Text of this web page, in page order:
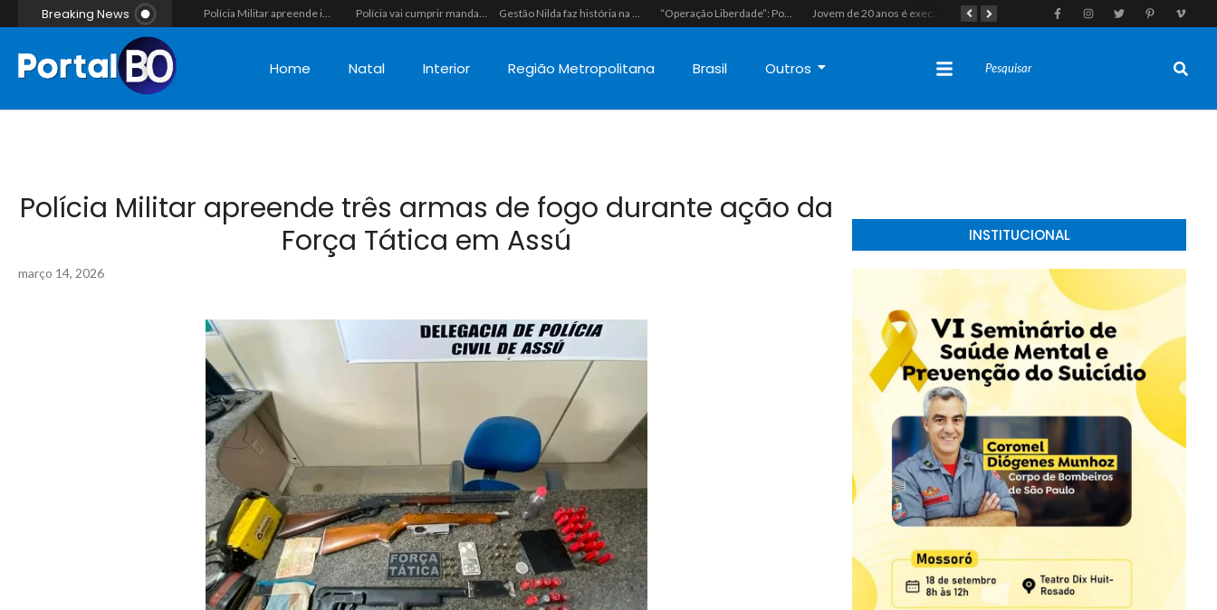
Breaking News Polícia Militar apreende indivíduo com porção de maconha durante patrulhamento em Parelhas Polícia vai cumprir mandado e acaba estourando esquema de tráfico com drogas escondidas dentro de urso de pelúcia em João Câmara Gestão Nilda faz história na segurança pública e coloca a Guarda Municipal como a primeira do RN operando fuzis “Operação Liberdade”: Polícias Civil e Militar prendem seis integrantes de grupo criminoso por tráfico de drogas em Tibau do Sul Jovem de 20 anos é executado a tiros em rede na companhia da namorada após criminosos invadirem casa fingindo ser policiais em Assú Homem com histórico de crimes sexuais é preso preventivamente por importunação sexual em supermercado de Caicó
Home Natal Interior Região Metropolitana Brasil Outros
Polícia Militar apreende três armas de fogo durante ação da
Força Tática em Assú
março 14, 2026
INSTITUCIONAL